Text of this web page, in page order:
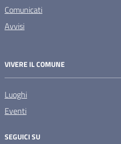
Comunicati
Avvisi
VIVERE IL COMUNE
Luoghi
Eventi
SEGUICI SU